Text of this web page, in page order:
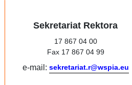
Sekretariat Rektora
17 867 04 00
Fax 17 867 04 99
e-mail: sekretariat.r@wspia.eu